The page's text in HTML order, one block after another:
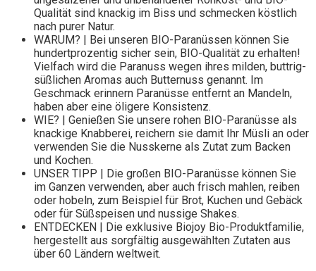
Qualität sind knackig im Biss und schmecken köstlich
nach purer Natur.
WARUM? | Bei unseren BIO-Paranüssen können Sie
hundertprozentig sicher sein, BIO-Qualität zu erhalten!
Vielfach wird die Paranuss wegen ihres milden, buttrig-
süßlichen Aromas auch Butternuss genannt. Im
Geschmack erinnern Paranüsse entfernt an Mandeln,
haben aber eine öligere Konsistenz.
WIE? | Genießen Sie unsere rohen BIO-Paranüsse als
knackige Knabberei, reichern sie damit Ihr Müsli an oder
verwenden Sie die Nusskerne als Zutat zum Backen
und Kochen.
UNSER TIPP | Die großen BIO-Paranüsse können Sie
im Ganzen verwenden, aber auch frisch mahlen, reiben
oder hobeln, zum Beispiel für Brot, Kuchen und Gebäck
oder für Süßspeisen und nussige Shakes.
ENTDECKEN | Die exklusive Biojoy Bio-Produktfamilie,
hergestellt aus sorgfältig ausgewählten Zutaten aus
über 60 Ländern weltweit.